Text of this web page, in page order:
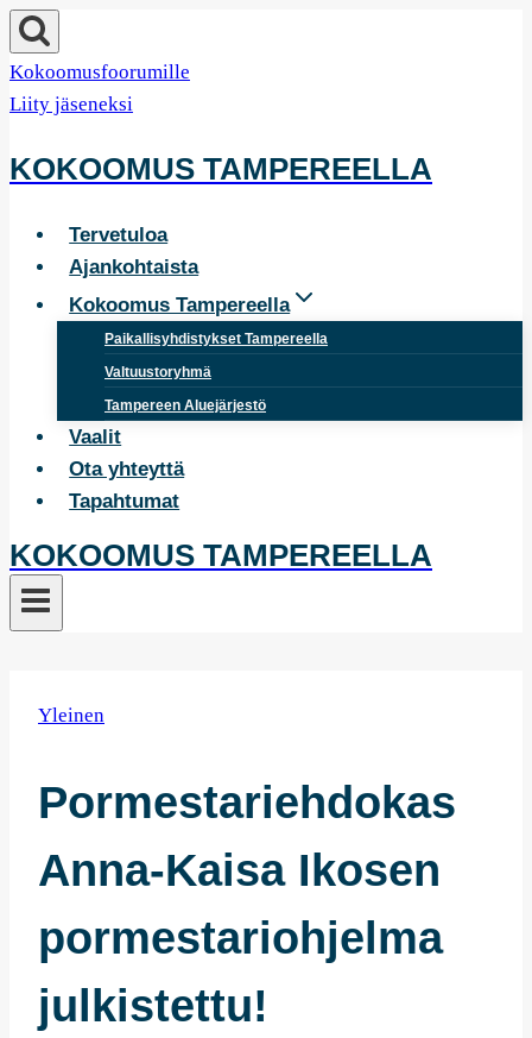
Siirry
sisältöön
Kokoomusfoorumille
Liity jäseneksi
KOKOOMUS TAMPEREELLA
Tervetuloa
Ajankohtaista
Kokoomus Tampereella
Paikallisyhdistykset Tampereella
Valtuustoryhmä
Tampereen Aluejärjestö
Vaalit
Ota yhteyttä
Tapahtumat
KOKOOMUS TAMPEREELLA
Yleinen
Pormestariehdokas
Anna-Kaisa Ikosen
pormestariohjelma
julkistettu!